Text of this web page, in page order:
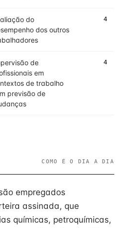
do
dos outros
4
de
em
de trabalho
previsão de
4
COMO É O DIA A DIA
empregados
assinada, que
químicas, petroquímicas,